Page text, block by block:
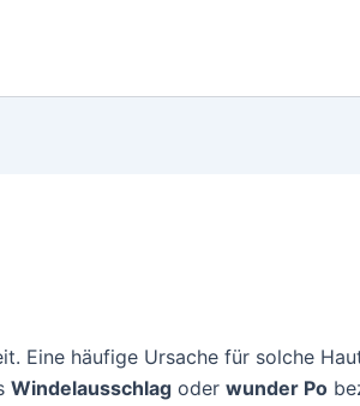
Eine häufige Ursache für solche
Windelausschlag oder wunder Po